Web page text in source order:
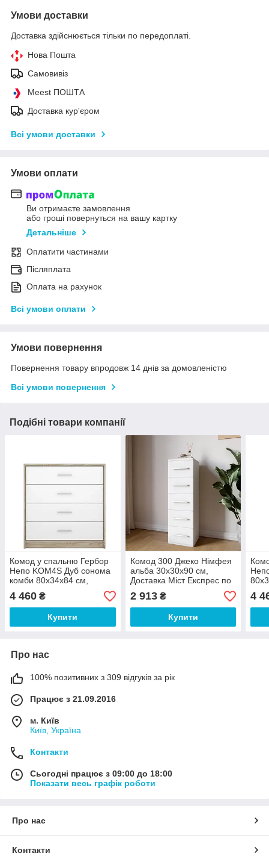
Умови доставки
Доставка здійснюється тільки по передоплаті.
Нова Пошта
Самовивіз
Meest ПОШТА
Доставка кур'єром
Всі умови доставки
Умови оплати
Ви отримаєте замовлення
або гроші повернуться на вашу картку
Детальніше
Оплатити частинами
Післяплата
Оплата на рахунок
Всі умови оплати
Умови повернення
Повернення товару впродовж 14 днів за домовленістю
Всі умови повернення
Подібні товари компанії
Комод у спальню Гербор
Непо KOM4S Дуб сонома
комби 80х34х84 см,
Доставка кур'єром Міст
Експрес за Вашою
адресою 475 грн
4 460 ₴
Купити
Комод 300 Джеко Німфея
альба 30х30х90 см,
Доставка Міст Експрес по
Вашій адресі 196 грн
2 913₴
Купити
4
Про нас
100% позитивних з 309 відгуків за рік
Працює з 21.09.2016
м. Київ
Київ, Україна
Контакти
Сьогодні працює з 09:00 до 18:00
Показати весь графік роботи
Про нас
Контакти